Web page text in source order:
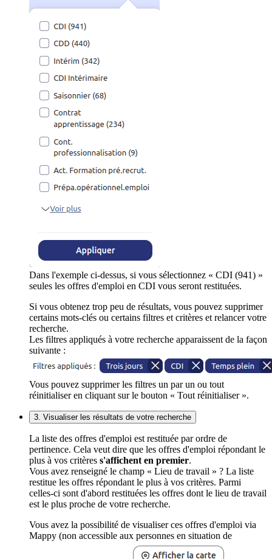
Dans l'exemple ci-dessus, si vous sélectionnez « CDI (941) »
seules les offres d'emploi en CDI vous seront restituées.
Si vous obtenez trop peu de résultats, vous pouvez supprimer
certains mots-clés ou certains filtres et critères et relancer votre
recherche.
Les filtres appliqués à votre recherche apparaissent de la façon
suivante :
Vous pouvez supprimer les filtres un par un ou tout
réinitialiser en cliquant sur le bouton « Tout réinitialiser ».
3. Visualiser les résultats de votre recherche
La liste des offres d'emploi est restituée par ordre de
pertinence. Cela veut dire que les offres d'emploi répondant le
plus à vos critères s'affichent en premier.
Vous avez renseigné le champ « Lieu de travail » ? La liste
restitue les offres répondant le plus à vos critères. Parmi
celles-ci sont d'abord restituées les offres dont le lieu de travail
est le plus proche de votre recherche.
Vous avez la possibilité de visualiser ces offres d'emploi via
Mappy (non accessible aux personnes en situation de